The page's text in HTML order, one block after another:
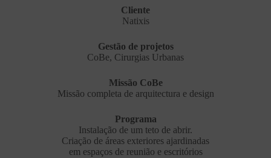
Cliente
Natixis
Gestão de projetos
CoBe, Cirurgias Urbanas
Missão CoBe
Missão completa de arquitectura e design
Programa
Instalação de um teto de abrir.
Criação de áreas exteriores ajardinadas
em espaços de reunião e escritórios